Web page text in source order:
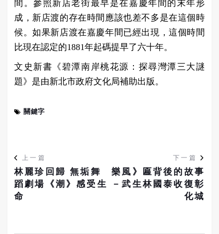
間。參照新店老街最早是在嘉慶年間的末年形
成，新店渡的存在時間應該也差不多是在這個時
候。如果新店渡在嘉慶年間已經出現，這個時間
比現在認定的1881年起碼提早了六十年。
文史新書《碧潭南岸桃花源：探尋灣潭三大謎
題》是由新北市政府文化局補助出版。
關鍵字
上一篇
林麗珍回歸 無垢舞
蹈劇場《潮》感受生
命
下一篇
樂風》匾背後的故事
－武生林國泰收復彰
化城